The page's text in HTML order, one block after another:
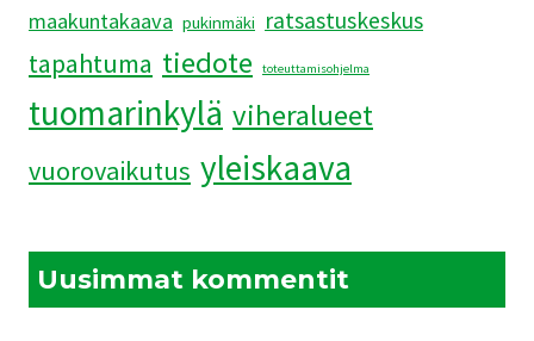
maakuntakaava pukinmäki ratsastuskeskus
tapahtuma tiedote toteuttamisohjelma
tuomarinkylä viheralueet
vuorovaikutus yleiskaava
Uusimmat kommentit